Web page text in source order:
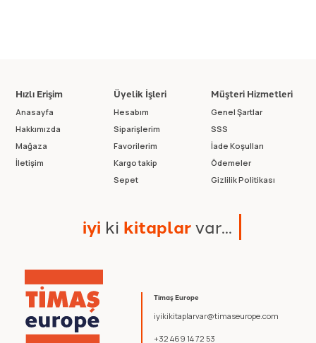
Timaş Europe
iyikikitaplarvar@timaseurope.com
+32 469 14 72 53
Hızlı Erişim
Anasayfa
Hakkımızda
Mağaza
İletişim
Üyelik İşleri
Hesabım
Siparişlerim
Favorilerim
Kargo takip
Sepet
Müşteri Hizmetleri
Genel Şartlar
SSS
İade Koşulları
Ödemeler
Gizlilik Politikası
iyi ki kitaplarvar...